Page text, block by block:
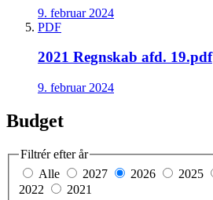
9. februar 2024
PDF
2021 Regnskab afd. 19.pdf
9. februar 2024
Budget
Filtrér efter år
Alle
2027 2026 2025
2022
2021